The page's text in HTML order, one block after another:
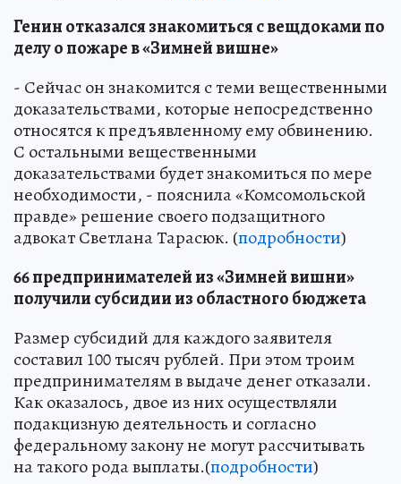
Генин отказался знакомиться с вещдоками по
делу о пожаре в «Зимней вишне»
- Сейчас он знакомится с теми вещественными
доказательствами, которые непосредственно
относятся к предъявленному ему обвинению.
С остальными вещественными
доказательствами будет знакомиться по мере
необходимости, - пояснила «Комсомольской
правде» решение своего подзащитного
адвокат Светлана Тарасюк. (подробности)
66 предпринимателей из «Зимней вишни»
получили субсидии из областного бюджета
Размер субсидий для каждого заявителя
составил 100 тысяч рублей. При этом троим
предпринимателям в выдаче денег отказали.
Как оказалось, двое из них осуществляли
подакцизную деятельность и согласно
федеральному закону не могут рассчитывать
на такого рода выплаты.(подробности)